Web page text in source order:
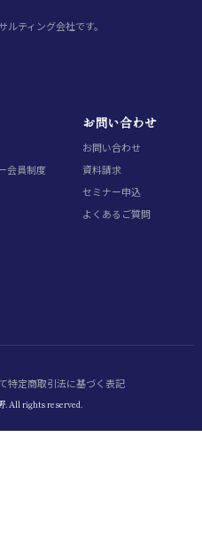
ティング会社です。
会員制度
お問い合わせ
お問い合わせ
資料請求
セミナー申込
よくあるご質問
特定商取引法に基づく表記
. All rights reserved.